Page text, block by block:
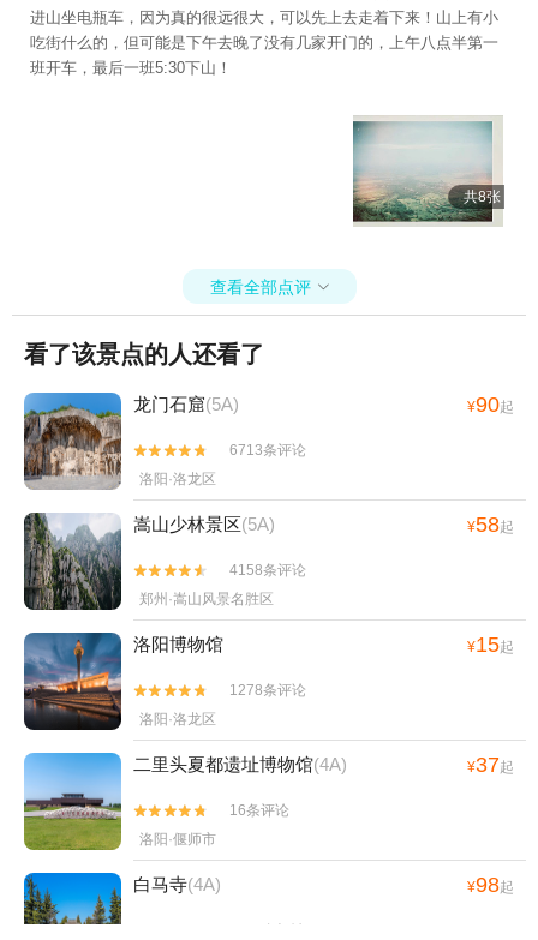
进山坐电瓶车，因为真的很远很大，可以先上去走着下来！山上有小
吃街什么的，但可能是下午去晚了没有几家开门的，上午八点半第一
班开车，最后一班5:30下山！
共8张
查看全部点评 
看了该景点的人还看了
龙门石窟(5A) ¥90起


6713条评论
洛阳·洛龙区
嵩山少林景区(5A) ¥58起


4158条评论
郑州·嵩山风景名胜区
洛阳博物馆 ¥15起


1278条评论
洛阳·洛龙区
二里头夏都遗址博物馆(4A) ¥37起


16条评论
洛阳·偃师市
白马寺(4A) ¥98起